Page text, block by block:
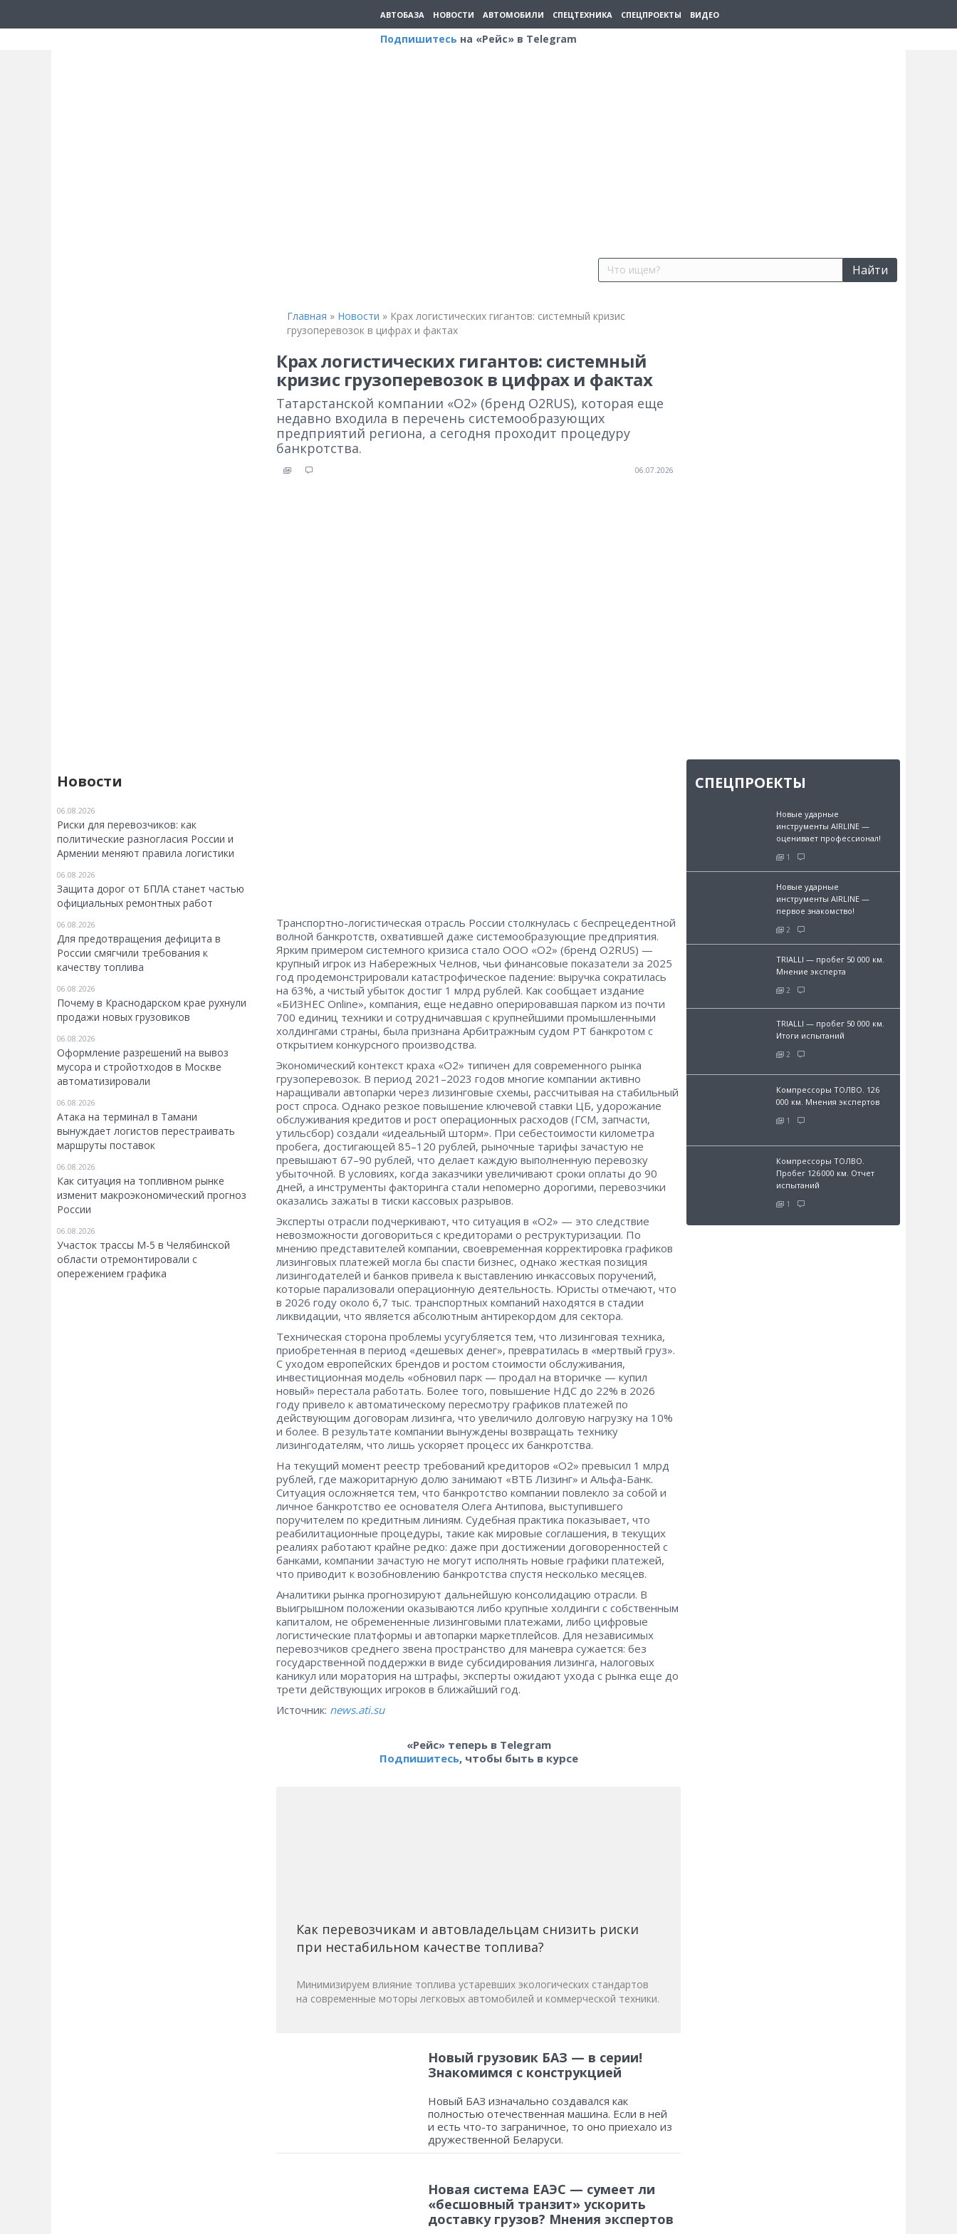
АВТОБАЗА НОВОСТИ АВТОМОБИЛИ СПЕЦТЕХНИКА СПЕЦПРОЕКТЫ ВИДЕО
Подпишитесь на «Рейс» в Telegram
Найти
Новости
06.08.2026
Риски для перевозчиков: как
политические разногласия России и
Армении меняют правила логистики
06.08.2026
Защита дорог от БПЛА станет частью
официальных ремонтных работ
06.08.2026
Для предотвращения дефицита в
России смягчили требования к
качеству топлива
06.08.2026
Почему в Краснодарском крае рухнули
продажи новых грузовиков
06.08.2026
Оформление разрешений на вывоз
мусора и стройотходов в Москве
автоматизировали
06.08.2026
Атака на терминал в Тамани
вынуждает логистов перестраивать
маршруты поставок
06.08.2026
Как ситуация на топливном рынке
изменит макроэкономический прогноз
России
06.08.2026
Участок трассы М-5 в Челябинской
области отремонтировали с
опережением графика
Главная » Новости » Крах логистических гигантов: системный кризис
грузоперевозок в цифрах и фактах
Крах логистических гигантов: системный
кризис грузоперевозок в цифрах и фактах
Татарстанской компании «О2» (бренд О2RUS), которая еще
недавно входила в перечень системообразующих
предприятий региона, а сегодня проходит процедуру
банкротства.
06.07.2026
Транспортно-логистическая отрасль России столкнулась с беспрецедентной
волной банкротств, охватившей даже системообразующие предприятия.
Ярким примером системного кризиса стало ООО «О2» (бренд O2RUS) —
крупный игрок из Набережных Челнов, чьи финансовые показатели за 2025
год продемонстрировали катастрофическое падение: выручка сократилась
на 63%, а чистый убыток достиг 1 млрд рублей. Как сообщает издание
«БИЗНЕС Online», компания, еще недавно оперировавшая парком из почти
700 единиц техники и сотрудничавшая с крупнейшими промышленными
холдингами страны, была признана Арбитражным судом РТ банкротом с
открытием конкурсного производства.
Экономический контекст краха «О2» типичен для современного рынка
грузоперевозок. В период 2021–2023 годов многие компании активно
наращивали автопарки через лизинговые схемы, рассчитывая на стабильный
рост спроса. Однако резкое повышение ключевой ставки ЦБ, удорожание
обслуживания кредитов и рост операционных расходов (ГСМ, запчасти,
утильсбор) создали «идеальный шторм». При себестоимости километра
пробега, достигающей 85–120 рублей, рыночные тарифы зачастую не
превышают 67–90 рублей, что делает каждую выполненную перевозку
убыточной. В условиях, когда заказчики увеличивают сроки оплаты до 90
дней, а инструменты факторинга стали непомерно дорогими, перевозчики
оказались зажаты в тиски кассовых разрывов.
Эксперты отрасли подчеркивают, что ситуация в «О2» — это следствие
невозможности договориться с кредиторами о реструктуризации. По
мнению представителей компании, своевременная корректировка графиков
лизинговых платежей могла бы спасти бизнес, однако жесткая позиция
лизингодателей и банков привела к выставлению инкассовых поручений,
которые парализовали операционную деятельность. Юристы отмечают, что
в 2026 году около 6,7 тыс. транспортных компаний находятся в стадии
ликвидации, что является абсолютным антирекордом для сектора.
Техническая сторона проблемы усугубляется тем, что лизинговая техника,
приобретенная в период «дешевых денег», превратилась в «мертвый груз».
С уходом европейских брендов и ростом стоимости обслуживания,
инвестиционная модель «обновил парк — продал на вторичке — купил
новый» перестала работать. Более того, повышение НДС до 22% в 2026
году привело к автоматическому пересмотру графиков платежей по
действующим договорам лизинга, что увеличило долговую нагрузку на 10%
и более. В результате компании вынуждены возвращать технику
лизингодателям, что лишь ускоряет процесс их банкротства.
На текущий момент реестр требований кредиторов «О2» превысил 1 млрд
рублей, где мажоритарную долю занимают «ВТБ Лизинг» и Альфа-Банк.
Ситуация осложняется тем, что банкротство компании повлекло за собой и
личное банкротство ее основателя Олега Антипова, выступившего
поручителем по кредитным линиям. Судебная практика показывает, что
реабилитационные процедуры, такие как мировые соглашения, в текущих
реалиях работают крайне редко: даже при достижении договоренностей с
банками, компании зачастую не могут исполнять новые графики платежей,
что приводит к возобновлению банкротства спустя несколько месяцев.
Аналитики рынка прогнозируют дальнейшую консолидацию отрасли. В
выигрышном положении оказываются либо крупные холдинги с собственным
капиталом, не обремененные лизинговыми платежами, либо цифровые
логистические платформы и автопарки маркетплейсов. Для независимых
перевозчиков среднего звена пространство для маневра сужается: без
государственной поддержки в виде субсидирования лизинга, налоговых
каникул или моратория на штрафы, эксперты ожидают ухода с рынка еще до
трети действующих игроков в ближайший год.
Источник: news.ati.su
«Рейс» теперь в Telegram
Подпишитесь, чтобы быть в курсе
Как перевозчикам и автовладельцам снизить риски
при нестабильном качестве топлива?
Минимизируем влияние топлива устаревших экологических стандартов
на современные моторы легковых автомобилей и коммерческой техники.
Новый грузовик БАЗ — в серии!
Знакомимся с конструкцией
Новый БАЗ изначально создавался как
полностью отечественная машина. Если в ней
и есть что-то заграничное, то оно приехало из
дружественной Беларуси.
Новая система ЕАЭС — сумеет ли
«бесшовный транзит» ускорить
доставку грузов? Мнения экспертов
СПЕЦПРОЕКТЫ
Новые ударные
инструменты AIRLINE —
оценивает профессионал!
1
Новые ударные
инструменты AIRLINE —
первое знакомство!
2
TRIALLI — пробег 50 000 км.
Мнение эксперта
2
TRIALLI — пробег 50 000 км.
Итоги испытаний
2
Компрессоры ТОЛВО. 126
000 км. Мнения экспертов
1
Компрессоры ТОЛВО.
Пробег 126 000 км. Отчет
испытаний
1